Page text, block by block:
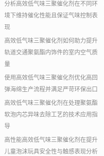
分析高效低气味三聚催化剂在不同环
境下维持催化性能且保证气味控制表
现
高效低气味三聚催化剂如何助力提升
轨道交通聚氨酯内饰件的室内空气质
量
使用高效低气味三聚催化剂优化高回
弹海绵生产流程并满足严苛环保出口
高效低气味三聚催化剂在处理聚氨酯
软泡内芯异味去除工艺的技术应用指
导
高性能高效低气味三聚催化剂在提升
儿童泡沫玩具安全性与触感表现分析